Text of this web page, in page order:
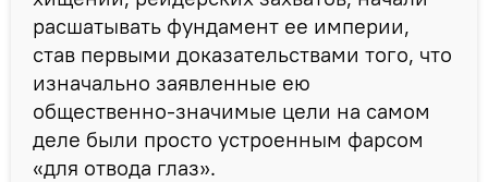
расшатывать фундамент ее империи,
став первыми доказательствами того, что
изначально заявленные ею
общественно-значимые цели на самом
деле были просто устроенным фарсом
«для отвода глаз».